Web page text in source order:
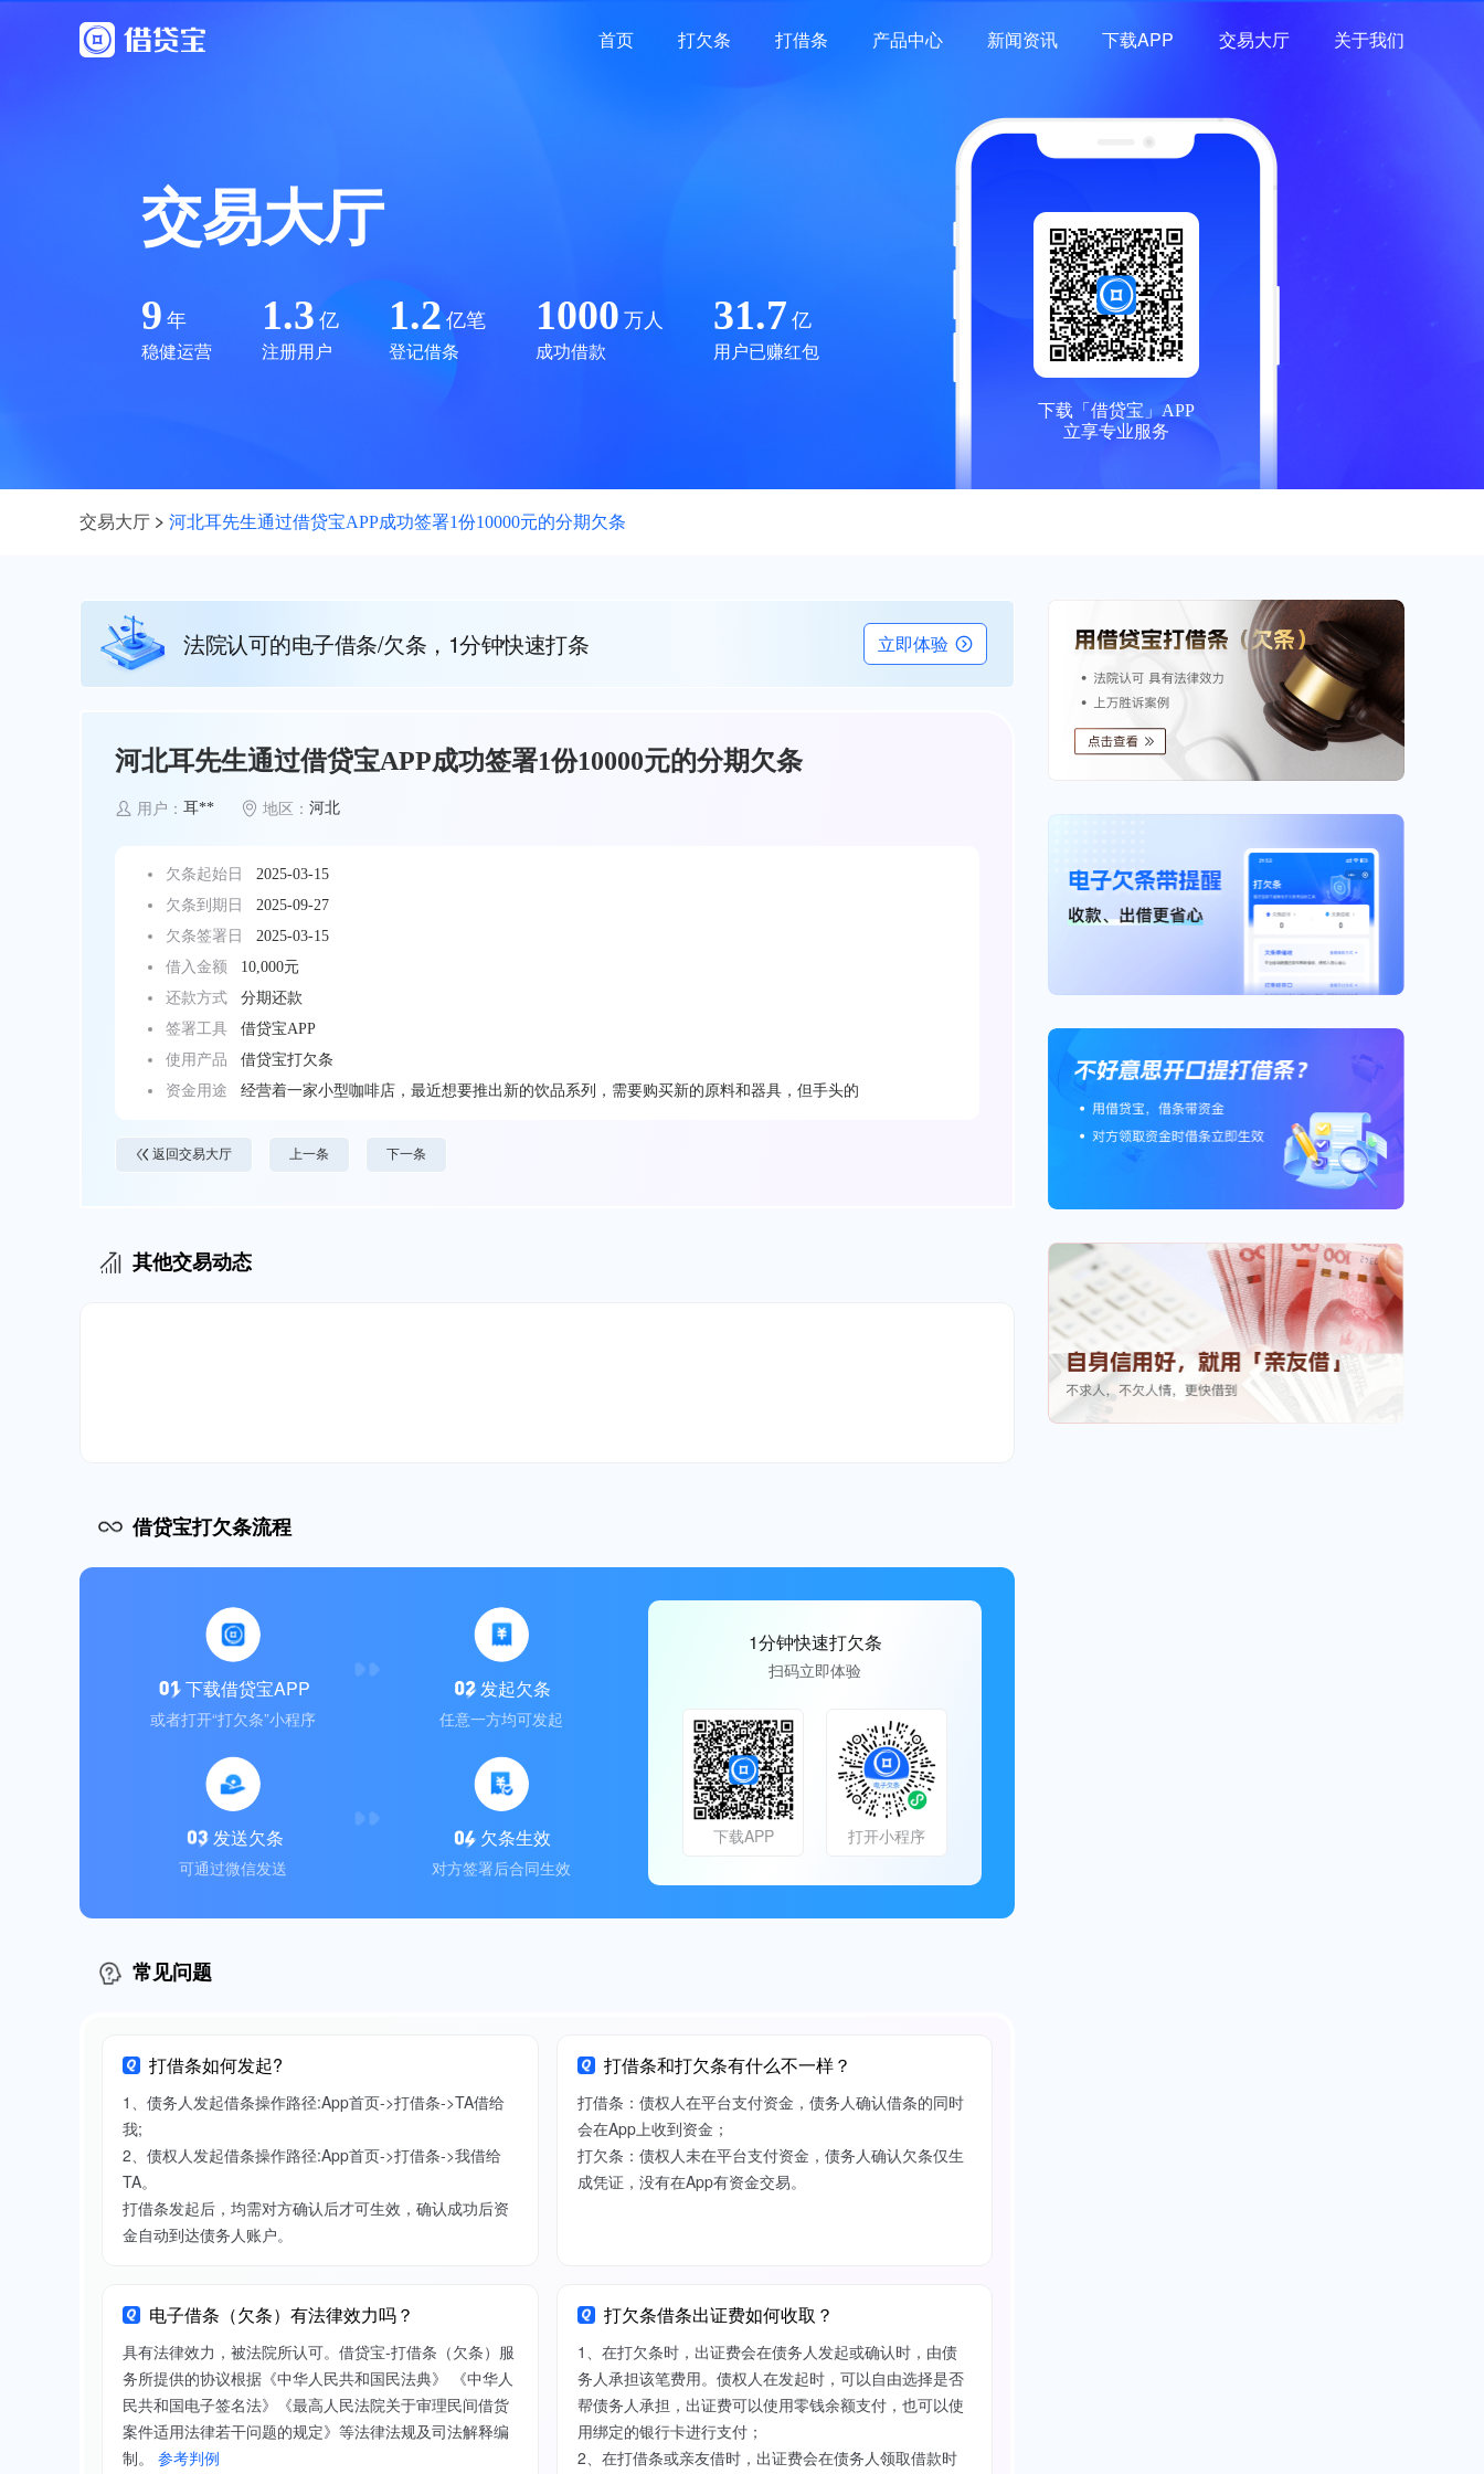
首页 打欠条 打借条 产品中心 新闻资讯 下载APP 交易大厅 关于我们
交易大厅
9 年
稳健运营
1.3 亿
注册用户
1.2 亿笔
登记借条
1000 万人
成功借款
31.7 亿
用户已赚红包
下载「借贷宝」APP
立享专业服务
交易大厅 河北耳先生通过借贷宝APP成功签署1份10000元的分期欠条
法院认可的电子借条/欠条，1分钟快速打条 立即体验
河北耳先生通过借贷宝APP成功签署1份10000元的分期欠条
用户： 耳** 地区： 河北
欠条起始日
2025-03-15
欠条到期日
2025-09-27
欠条签署日
2025-03-15
借入金额
10,000元
还款方式
分期还款
签署工具
借贷宝APP
使用产品
借贷宝打欠条
资金用途
经营着一家小型咖啡店，最近想要推出新的饮品系列，需要购买新的原料和器具，但手头的
返回交易大厅 上一条 下一条
其他交易动态
借贷宝打欠条流程
下载借贷宝APP
或者打开“打欠条”小程序
发起欠条
任意一方均可发起
发送欠条
可通过微信发送
欠条生效
对方签署后合同生效
1分钟快速打欠条
扫码立即体验
下载APP 打开小程序
常见问题
打借条如何发起?
1、债务人发起借条操作路径:App首页->打借条->TA借给
我;
2、债权人发起借条操作路径:App首页->打借条->我借给
TA。
打借条发起后，均需对方确认后才可生效，确认成功后资
金自动到达债务人账户。
打借条和打欠条有什么不一样？
打借条：债权人在平台支付资金，债务人确认借条的同时
会在App上收到资金；
打欠条：债权人未在平台支付资金，债务人确认欠条仅生
成凭证，没有在App有资金交易。
电子借条（欠条）有法律效力吗？
具有法律效力，被法院所认可。借贷宝-打借条（欠条）服
务所提供的协议根据《中华人民共和国民法典》 《中华人
民共和国电子签名法》《最高人民法院关于审理民间借货
案件适用法律若干问题的规定》等法律法规及司法解释编
制。 参考判例
打欠条借条出证费如何收取？
1、在打欠条时，出证费会在债务人发起或确认时，由债
务人承担该笔费用。债权人在发起时，可以自由选择是否
帮债务人承担，出证费可以使用零钱余额支付，也可以使
用绑定的银行卡进行支付；
2、在打借条或亲友借时，出证费会在债务人领取借款时